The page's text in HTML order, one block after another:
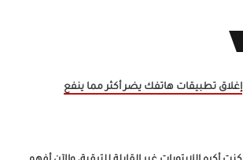
إغلاق تطبيقات هاتفك يضر أكثر مما ينفع